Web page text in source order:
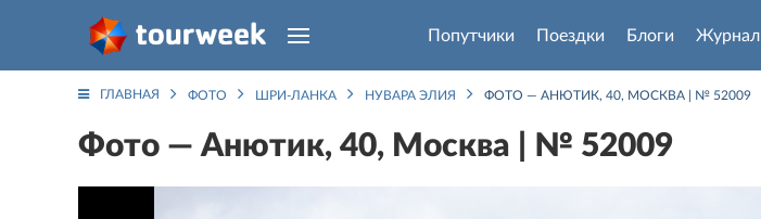
Попутчики Поездки Блоги Журнал
ГЛАВНАЯ ФОТО ШРИ-ЛАНКА НУВАРА ЭЛИЯ ФОТО — АНЮТИК, 40, МОСКВА | № 52009
Фото — Анютик, 40, Москва | № 52009